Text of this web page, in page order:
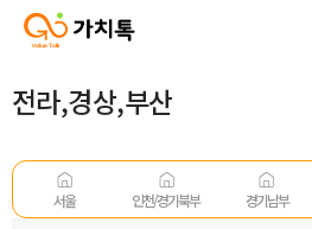
전라,경상,부산
서울 인천/경기 북부 경기남부